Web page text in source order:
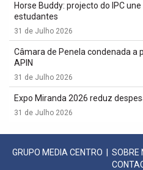
Horse Buddy: projecto do IPC
estudantes
31 de Julho 2026
Câmara de Penela condenada a
APIN
31 de Julho 2026
Expo Miranda 2026 reduz
31 de Julho 2026
GRUPO MEDIA CENTRO SOBRE